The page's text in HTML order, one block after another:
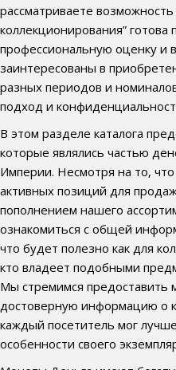
рассматриваете
коллекционирования”
профессиональную оценку и
заинтересованы в
разных периодов и
подход и
В этом разделе каталога
которые являлись частью
Империи. Несмотря на то, что
активных позиций для
пополнением нашего
ознакомиться с общей
что будет полезно как для
кто владеет подобными
Мы стремимся предоставить
достоверную информацию о
каждый посетитель мог
особенности своего